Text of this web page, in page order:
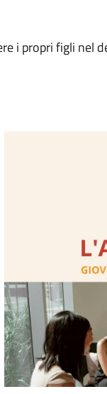
i propri figli nel